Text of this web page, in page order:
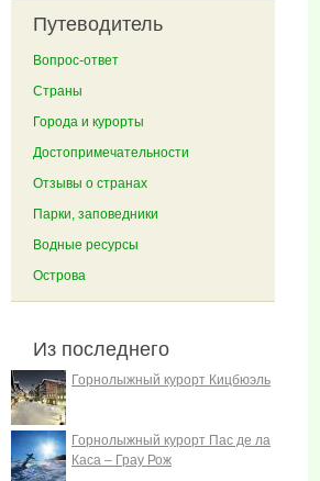
Путеводитель
Вопрос-ответ
Страны
Города и курорты
Достопримечательности
Отзывы о странах
Парки, заповедники
Водные ресурсы
Острова
Из последнего
Горнолыжный курорт Кицбюэль
Горнолыжный курорт Пас де ла
Каса – Грау Рож